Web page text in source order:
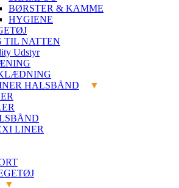
BØRSTER & KAMME
HYGIENE
TIL NATTEN
Udstyr
HALSBÅND
LINER